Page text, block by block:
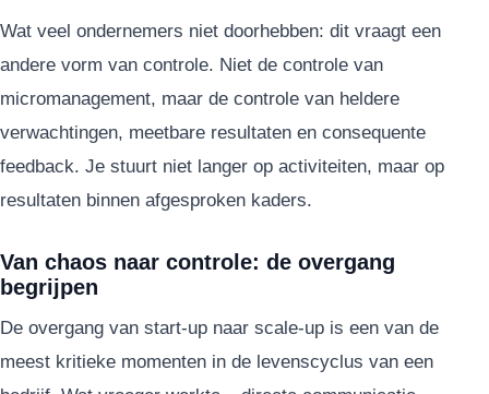
Wat veel ondernemers niet doorhebben: dit vraagt een
andere vorm van controle. Niet de controle van
micromanagement, maar de controle van heldere
verwachtingen, meetbare resultaten en consequente
feedback. Je stuurt niet langer op activiteiten, maar op
resultaten binnen afgesproken kaders.
Van chaos naar controle: de overgang
begrijpen
De overgang van start-up naar scale-up is een van de
meest kritieke momenten in de levenscyclus van een